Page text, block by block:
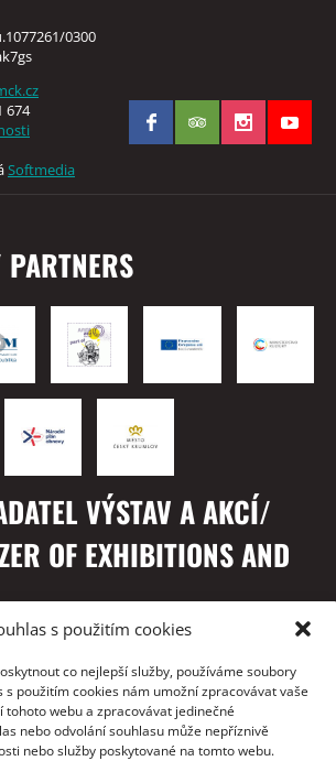
s použitím cookies
co nejlepší služby, používáme soubory
s použitím cookies nám umožní zpracovávat vaše
webu a zpracovávat jedinečné
nebo odvolání souhlasu může nepříznivě
nebo služby poskytované na tomto webu.
0300
674
Softmedia
VÝSTAV A AKCÍ/
OF EXHIBITIONS AND